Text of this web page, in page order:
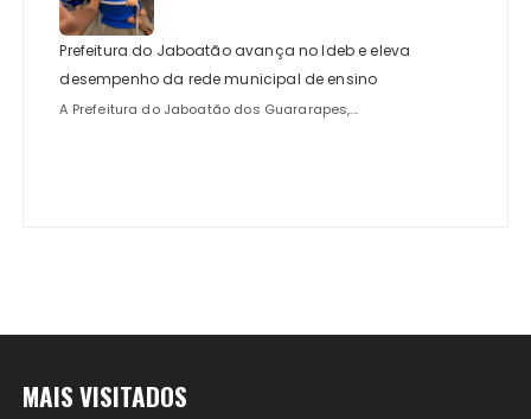
Prefeitura do Jaboatão avança no Ideb e eleva
desempenho da rede municipal de ensino
A Prefeitura do Jaboatão dos Guararapes,...
MAIS VISITADOS